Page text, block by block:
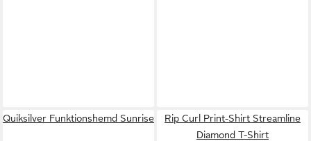
Quiksilver Funktionshemd Sunrise
Rip Curl Print-Shirt Streamline
Diamond T-Shirt